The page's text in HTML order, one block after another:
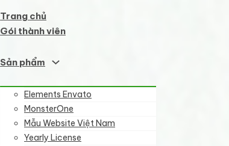
Trang chủ
Gói thành viên
Sản phẩm
Elements Envato
MonsterOne
Mẫu Website Việt Nam
Yearly License